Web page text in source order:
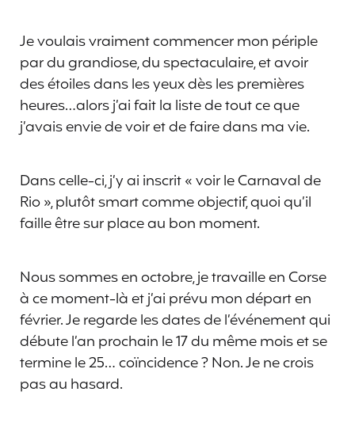
Je voulais vraiment commencer mon périple
par du grandiose, du spectaculaire, et avoir
des étoiles dans les yeux dès les premières
heures…alors j’ai fait la liste de tout ce que
j’avais envie de voir et de faire dans ma vie.
Dans celle-ci, j’y ai inscrit « voir le Carnaval de
Rio », plutôt smart comme objectif, quoi qu’il
faille être sur place au bon moment.
Nous sommes en octobre, je travaille en Corse
à ce moment-là et j’ai prévu mon départ en
février. Je regarde les dates de l’événement qui
débute l’an prochain le 17 du même mois et se
termine le 25… coïncidence ? Non. Je ne crois
pas au hasard.